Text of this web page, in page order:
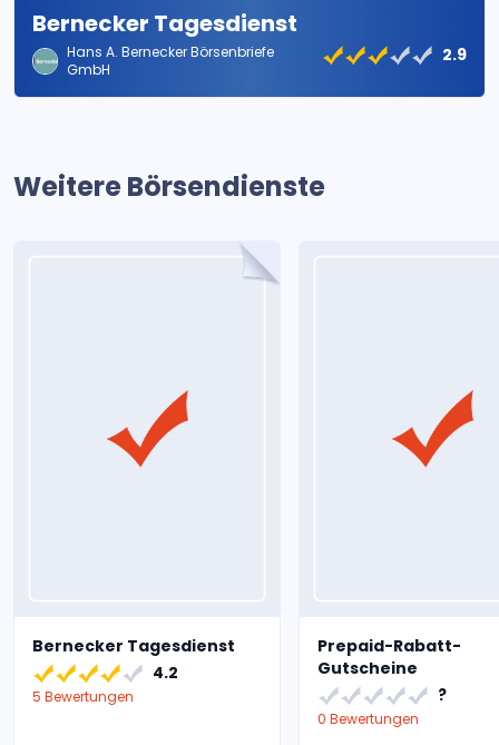
Bernecker Tagesdienst
Hans A. Bernecker Börsenbriefe
GmbH
2.9
Weitere Börsendienste
Bernecker Tagesdienst
4.2
5 Bewertungen
Prepaid-Rabatt-
Gutscheine
?
0 Bewertungen